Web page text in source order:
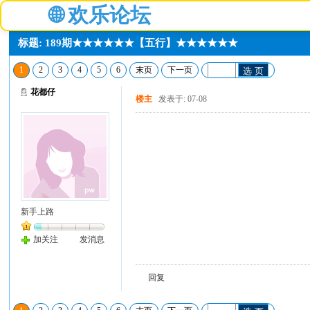
🌐 欢乐论坛
标题: 189期★★★★★★【五行】★★★★★★
1 2 3 4 5 6 末页 下一页 选 页
花都仔
新手上路
加关注 发消息
楼主 发表于: 07-08
回复